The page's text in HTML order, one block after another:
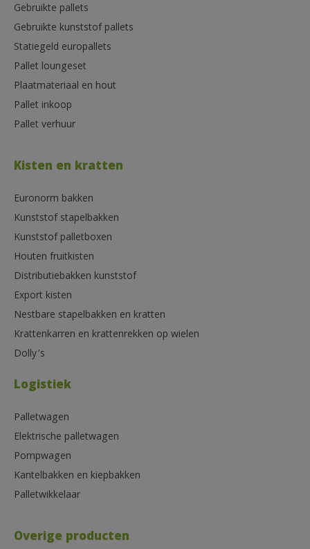
Gebruikte pallets
Gebruikte kunststof pallets
Statiegeld europallets
Pallet loungeset
Plaatmateriaal en hout
Pallet inkoop
Pallet verhuur
Kisten en kratten
Euronorm bakken
Kunststof stapelbakken
Kunststof palletboxen
Houten fruitkisten
Distributiebakken kunststof
Export kisten
Nestbare stapelbakken en kratten
Krattenkarren en krattenrekken op wielen
Dolly’s
Logistiek
Palletwagen
Elektrische palletwagen
Pompwagen
Kantelbakken en kiepbakken
Palletwikkelaar
Overige producten